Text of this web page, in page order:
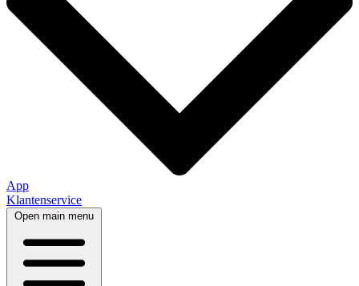
App
Klantenservice
Open main menu